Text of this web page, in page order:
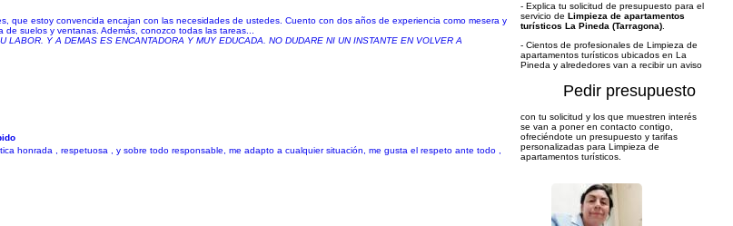
que estoy convencida encajan con las necesidades de ustedes. Cuento con dos años de experiencia como mesera y
suelos y ventanas. Además, conozco todas las tareas...
Y A DEMAS ES ENCANTADORA Y MUY EDUCADA. NO DUDARE NI UN INSTANTE EN VOLVER A
honrada , respetuosa , y sobre todo responsable, me adapto a cualquier situación, me gusta el respeto ante todo ,
Pedir presupuesto
- Explica tu solicitud de presupuesto para el
servicio de Limpieza de apartamentos
turísticos La Pineda (Tarragona)
- Cientos de profesionales de Limpieza de
apartamentos turísticos ubicados en La
Pineda y alrededores van a recibir un aviso
con tu solicitud y los que muestren interés
se van a poner en contacto contigo,
ofreciéndote un presupuesto y tarifas
personalizadas para Limpieza de
apartamentos turísticos.